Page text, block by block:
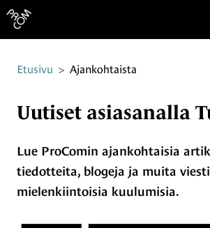
Etusivu > Ajankohtaista
Uutiset asiasanalla
Lue ProComin ajankohtaisia
tiedotteita, blogeja ja muita
mielenkiintoisia kuulumisia.